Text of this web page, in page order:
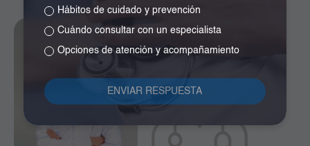
Blandos
Hábitos de cuidado y prevención
Cuándo consultar con un especialista
Opciones de atención y acompañamiento